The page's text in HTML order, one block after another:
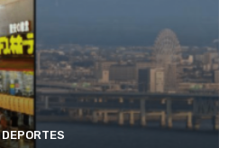
DEPORTES